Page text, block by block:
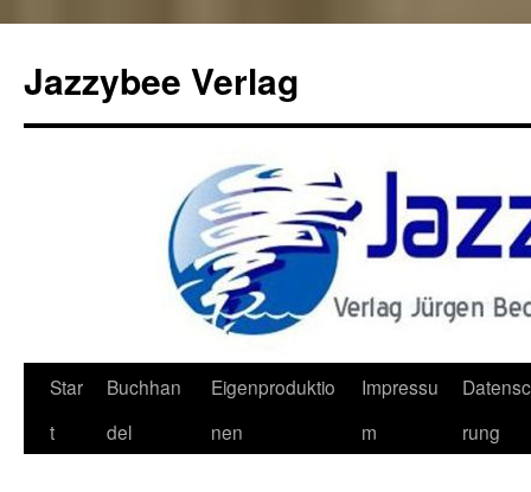
Jazzybee Verlag
Zum
Inhalt
Star
t
Buchhan
del
Eigenproduktio
nen
Impressu
m
rung